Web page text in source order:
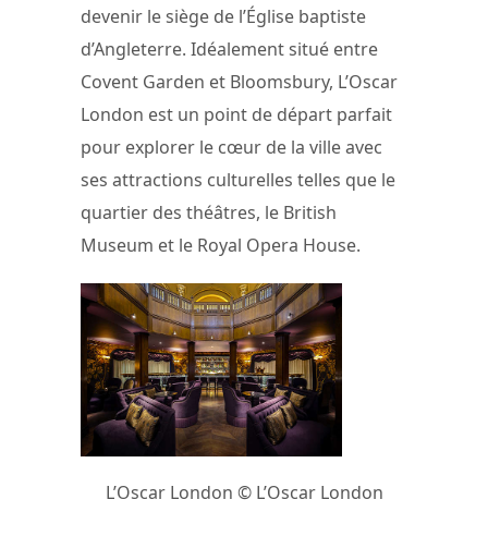
devenir le siège de l’Église baptiste
d’Angleterre. Idéalement situé entre
Covent Garden et Bloomsbury, L’Oscar
London est un point de départ parfait
pour explorer le cœur de la ville avec
ses attractions culturelles telles que le
quartier des théâtres, le British
Museum et le Royal Opera House.
L’Oscar London © L’Oscar London